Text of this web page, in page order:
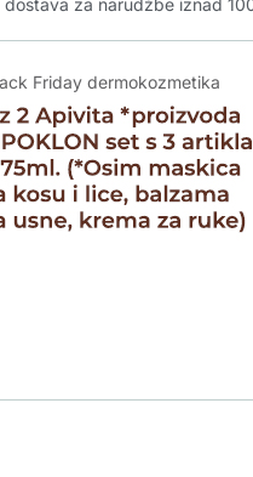
dostava za narudžbe iznad
Friday dermokozmetika